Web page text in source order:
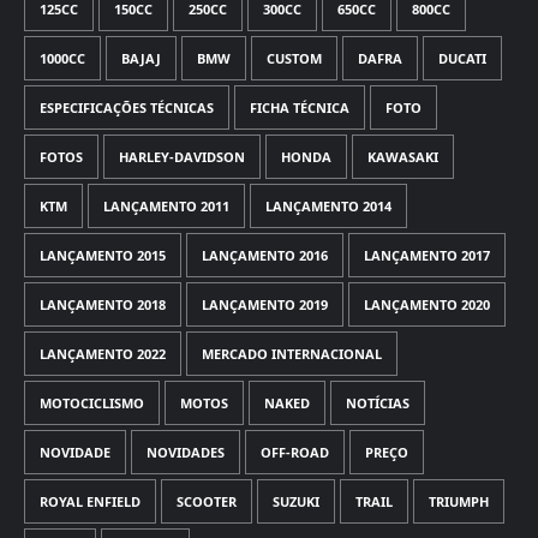
125CC 150CC 250CC 300CC 650CC 800CC
1000CC BAJAJ BMW CUSTOM DAFRA DUCATI
ESPECIFICAÇÕES TÉCNICAS FICHA TÉCNICA FOTO
FOTOS HARLEY-DAVIDSON HONDA KAWASAKI
KTM LANÇAMENTO 2011 LANÇAMENTO 2014
LANÇAMENTO 2015 LANÇAMENTO 2016 LANÇAMENTO 2017
LANÇAMENTO 2018 LANÇAMENTO 2019 LANÇAMENTO 2020
LANÇAMENTO 2022 MERCADO INTERNACIONAL
MOTOCICLISMO MOTOS NAKED NOTÍCIAS
NOVIDADE NOVIDADES OFF-ROAD PREÇO
ROYAL ENFIELD SCOOTER SUZUKI TRAIL TRIUMPH